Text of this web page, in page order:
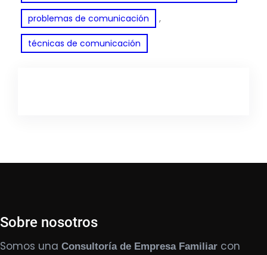
problemas de comunicación ,
técnicas de comunicación
Sobre nosotros
Somos una Consultoría de Empresa Familiar con